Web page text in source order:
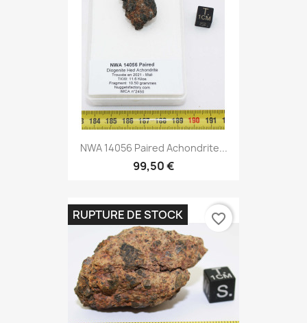
NWA 14056 Paired Achondrite...
99,50 €
RUPTURE DE STOCK favorite_border